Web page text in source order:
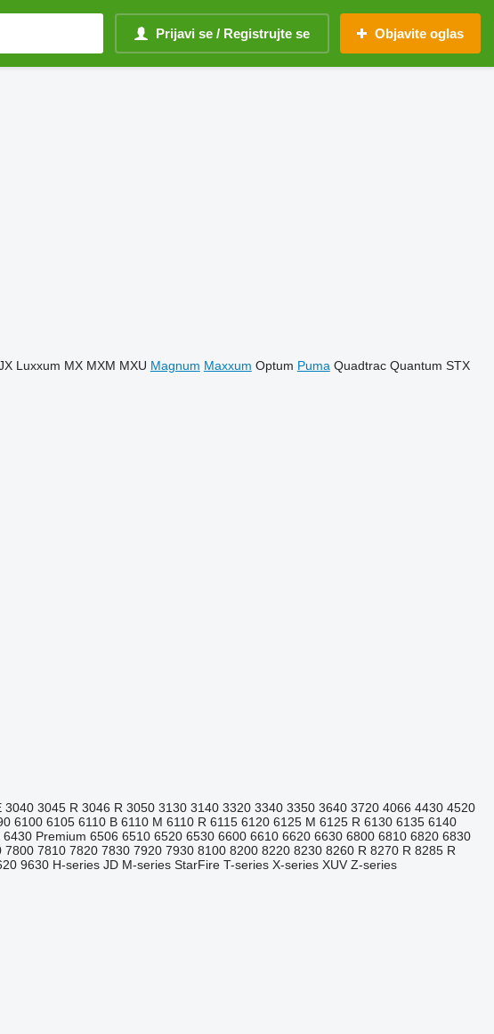
Prijavi se / Registrujte se Objavite oglas
Luxxum MX MXM MXU Magnum Maxxum Optum Puma Quadtrac Quantum STX
3040 3045 R 3046 R 3050 3130 3140 3320 3340 3350 3640 3720 4066 4430 4520
6100 6105 6110 B 6110 M 6110 R 6115 6120 6125 M 6125 R 6130 6135 6140
6430 Premium 6506 6510 6520 6530 6600 6610 6620 6630 6800 6810 6820 6830
7800 7810 7820 7830 7920 7930 8100 8200 8220 8230 8260 R 8270 R 8285 R
9630 H-series JD M-series StarFire T-series X-series XUV Z-series